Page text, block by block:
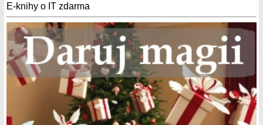
E-knihy o IT zdarma